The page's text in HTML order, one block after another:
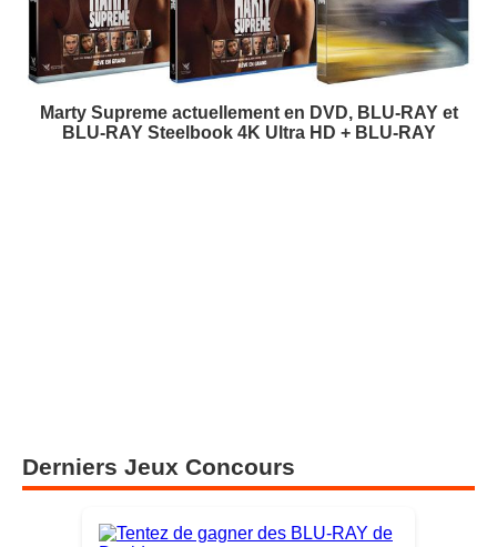
Marty Supreme actuellement en DVD, BLU-RAY et
BLU-RAY Steelbook 4K Ultra HD + BLU-RAY
Derniers Jeux Concours